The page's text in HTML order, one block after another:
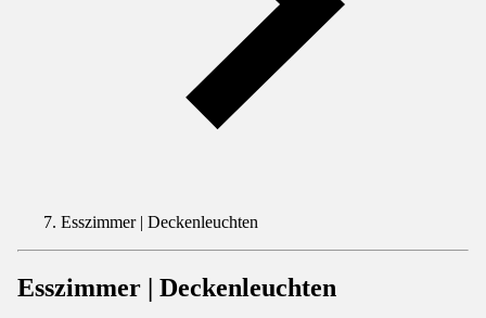
Esszimmer | Deckenleuchten
Esszimmer | Deckenleuchten